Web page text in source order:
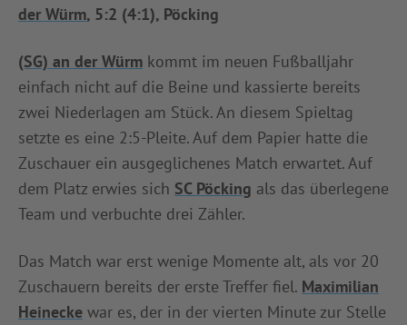
AUSBILDUNG & FÖRDERUNG
DER VERBAND
INFOTHEK SPIELPLUS
der Würm, 5:2 (4:1), Pöcking
(SG) an der Würm kommt im neuen Fußballjahr
einfach nicht auf die Beine und kassierte bereits
zwei Niederlagen am Stück. An diesem Spieltag
setzte es eine 2:5-Pleite. Auf dem Papier hatte die
Zuschauer ein ausgeglichenes Match erwartet. Auf
dem Platz erwies sich SC Pöcking als das überlegene
Team und verbuchte drei Zähler.
Das Match war erst wenige Momente alt, als vor 20
Zuschauern bereits der erste Treffer fiel. Maximilian
Heinecke war es, der in der vierten Minute zur Stelle